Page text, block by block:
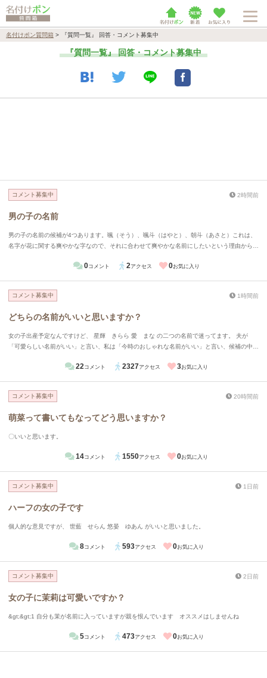
名付けポン質問箱 > 『質問一覧』 回答・コメント募集中
『質問一覧』 回答・コメント募集中
コメント募集中 2時間前
男の子の名前
男の子の名前の候補が4つあります。颯（そう）、颯斗（はやと）、朝斗（あさと）これは、
名字が花に関する爽やかな字なので、それに合わせて爽やかな名前にしたいという理由からで
名前に（女の子だったら夕海がよかった）という理由があります。 これは変だとか、これが
0コメント 2アクセス 0お気に入り
コメント募集中 1時間前
どちらの名前がいいと思いますか？
女の子出産予定なんですけど、 星輝 きらら 愛 まな の二つの名前で迷ってます。 夫が
「可愛らしい名前がいい」と言い、私は「今時のおしゃれな名前がいい」と言い、候補の中か
22コメント 2327アクセス 3お気に入り
コメント募集中 20時間前
萌菜って書いてもなってどう思いますか？
〇いいと思います。
14コメント 1550アクセス 0お気に入り
コメント募集中 1日前
ハーフの女の子です
個人的な意見ですが、 世藍 せらん 悠晏 ゆあん がいいと思いました。
8コメント 593アクセス 0お気に入り
コメント募集中 2日前
女の子に茉莉は可愛いですか？
&gt;&gt;1 自分も茉が名前に入っていますが親を恨んでいます オススメはしませんね
5コメント 473アクセス 0お気に入り